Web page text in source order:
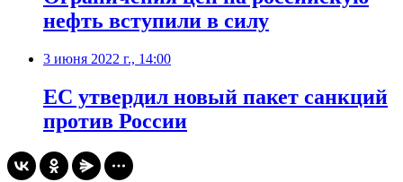
нефть вступили в силу
3 июня 2022 г., 14:00
ЕС утвердил новый пакет санкций
против России